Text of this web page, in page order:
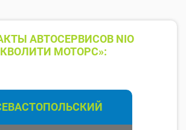
АВТОСЕРВИСОВ NIO
МОТОРС»: